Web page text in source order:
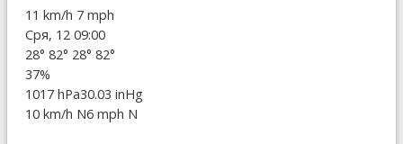
11 km/h 7 mph
Сря, 12 09:00
28° 82° 28° 82°
37%
1017 hPa30.03 inHg
10 km/h N6 mph N